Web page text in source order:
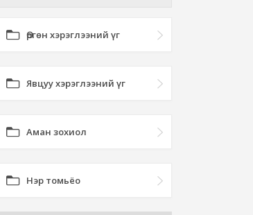
Өргөн хэрэглээний үг
Явцуу хэрэглээний үг
Аман зохиол
Нэр томьёо